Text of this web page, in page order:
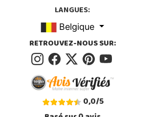
LANGUES:
Belgique
RETROUVEZ-NOUS SUR:
0,0/5